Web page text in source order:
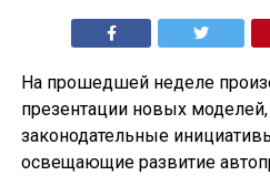
На прошедшей неделе
презентации новых
законодательные
освещающие развитие